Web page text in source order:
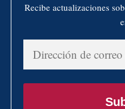
Recibe actualizaciones
Dirección
correo